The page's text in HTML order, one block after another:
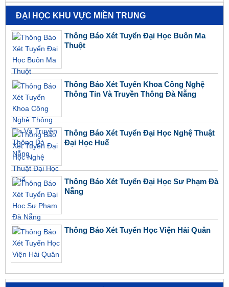
ĐẠI HỌC KHU VỰC MIỀN TRUNG
Thông Báo Xét Tuyển Đại Học Buôn Ma
Thuột
Thông Báo Xét Tuyển Khoa Công Nghệ
Thông Tin Và Truyền Thông Đà Nẵng
Thông Báo Xét Tuyển Đại Học Nghệ Thuật
Đại Học Huế
Thông Báo Xét Tuyển Đại Học Sư Phạm Đà
Nẵng
Thông Báo Xét Tuyển Học Viện Hải Quân